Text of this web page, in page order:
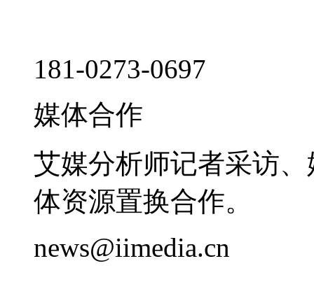
181-0273-0697
媒体合作
艾媒分析师记者采访
体资源置换合作。
news@iimedia.cn